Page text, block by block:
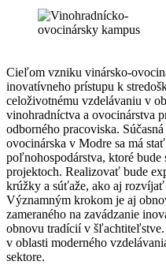
Cieľom vzniku vinársko-
inovatívneho prístupu k
celoživotnému vzdelávaniu v
vinohradníctva a ovocinárstva
odborného pracoviska.
ovocinárska v Modre sa má
poľnohospodárstva, ktoré
projektoch. Realizovať bude
krúžky a súťaže, ako aj
Významným krokom je aj
zameraného na zavádzanie
obnovu tradícií v
v oblasti moderného
sektore.